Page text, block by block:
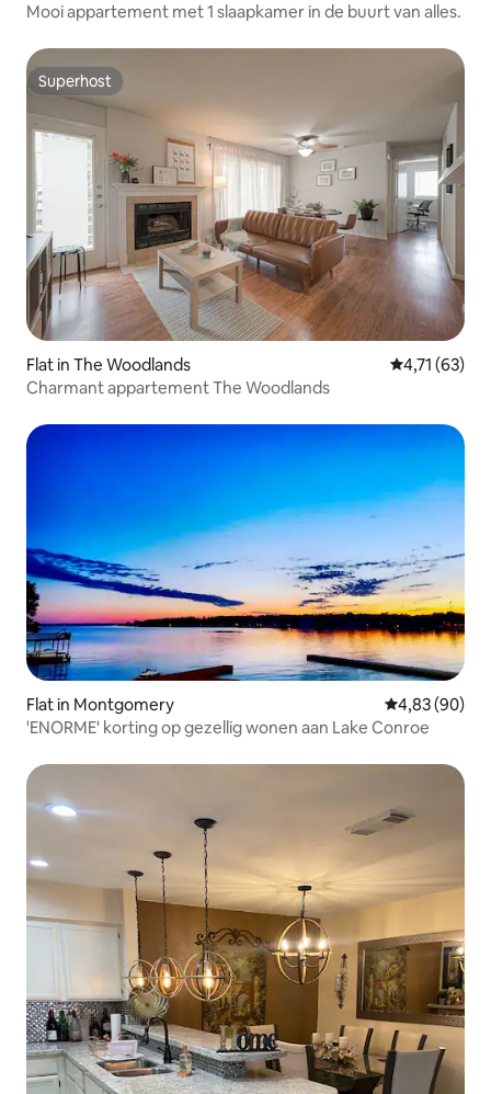
Mooi appartement met 1 slaapkamer in de buurt van alles.
Superhost
Superhost
Flat in The Woodlands Gemiddelde
4,71 (63)
Charmant appartement The Woodlands
Flat in Montgomery Gemiddelde
4,83 (90)
'ENORME' korting op gezellig wonen aan Lake Conroe